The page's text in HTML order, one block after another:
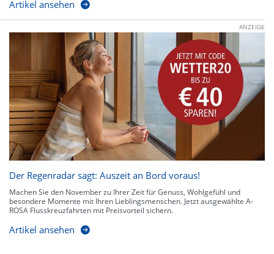
Artikel ansehen
ANZEIGE
Der Regenradar sagt: Auszeit an Bord voraus!
Machen Sie den November zu Ihrer Zeit für Genuss, Wohlgefühl und
besondere Momente mit Ihren Lieblingsmenschen. Jetzt ausgewählte A-
ROSA Flusskreuzfahrten mit Preisvorteil sichern.
Artikel ansehen